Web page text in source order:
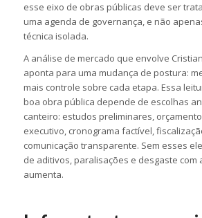
esse eixo de obras públicas deve ser
uma agenda de governança, e não
técnica isolada.
A análise de mercado que envolve
aponta para uma mudança de postura:
mais controle sobre cada etapa. Essa
boa obra pública depende de escolhas
canteiro: estudos preliminares,
executivo, cronograma factível,
comunicação transparente. Sem esses
de aditivos, paralisações e desgaste com
aumenta.